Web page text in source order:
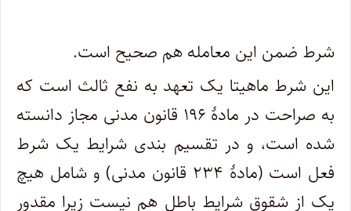
شرط ضمن این معامله هم صحیح است.
این شرط ماهیتا یک تعهد به نفع ثالث است که
به صراحت در مادۀ ۱۹۶ قانون مدنی مجاز دانسته
شده است، و در تقسیم بندی شرایط یک شرط
فعل است (مادۀ ۲۳۴ قانون مدنی) و شامل هیچ
یک از شقوق شرایط باطل هم نیست زیرا مقدور